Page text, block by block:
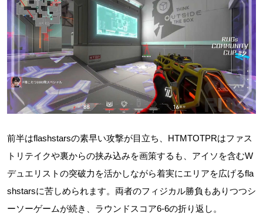
前半はflashstarsの素早い攻撃が目立ち、HTMTOTPRはファス
トリテイクや裏からの挟み込みを画策するも、アイソを含むW
デュエリストの突破力を活かしながら着実にエリアを広げるfla
shstarsに苦しめられます。両者のフィジカル勝負もありつつシ
ーソーゲームが続き、ラウンドスコア6-6の折り返し。